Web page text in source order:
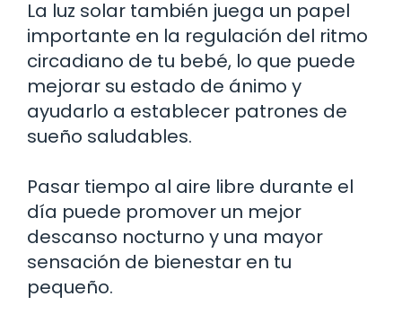
La luz solar también juega un papel
importante en la regulación del ritmo
circadiano de tu bebé, lo que puede
mejorar su estado de ánimo y
ayudarlo a establecer patrones de
sueño saludables.
Pasar tiempo al aire libre durante el
día puede promover un mejor
descanso nocturno y una mayor
sensación de bienestar en tu
pequeño.